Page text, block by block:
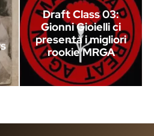
Draft Class 03:
Gionni Gioielli ci
presenta i migliori
rookie MRGA